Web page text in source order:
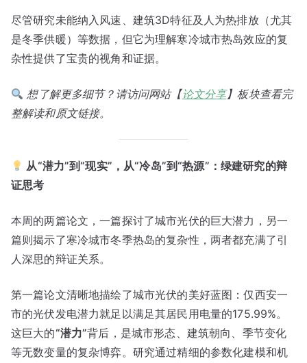
尽管研究未能纳入风速、建筑3D特征及人为热排放（尤其
是冬季供暖）等数据，但它为理解寒冷城市热岛效应的复
杂性提供了宝贵的视角和证据。
想了解更多细节？请访问网站【论文分享】板块查看完
整解读和原文链接。
从“潜力”到“现实”，从“冷岛”到“热源”：绿建研究的辩
证思考
本周的两篇论文，一篇探讨了城市光伏的巨大潜力，另一
篇则揭示了寒冷城市冬季热岛的复杂性，两者都充满了引
人深思的辩证关系。
第一篇论文清晰地描绘了城市光伏的美好蓝图：仅西安一
市的光伏发电潜力就足以满足其居民用电量的175.99%。
这巨大的“潜力”背后，是城市形态、建筑朝向、季节变化
等无数变量的复杂博弈。研究通过精细的参数化建模和机